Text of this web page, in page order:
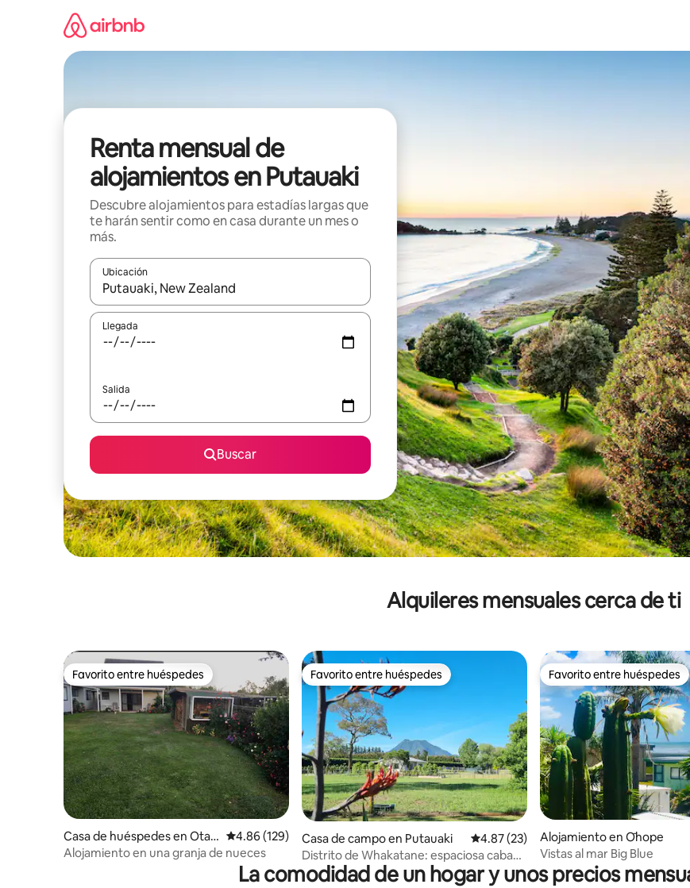
Renta mensual de
alojamientos en Putauaki
Descubre alojamientos para estadías largas que
te harán sentir como en casa durante un mes o
más.
Ubicación
Cuando los resultados estén disponibles, navega con las teclas de flecha hacia arriba y hacia abajo o explora con el
Llegada
Salida
Buscar
Alquileres mensuales cerca de ti
Favorito entre huéspedes
Favorito entre huéspedes
Casa de huéspedes en Otaki
ri
Calificación promedio: 4.86 de 5, 129 reseñas
4.86 (129)
Alojamiento en una granja de nueces
Favorito entre huéspedes
Favorito entre huéspedes
Casa de campo en Putauaki Calificación promedio: 4.87 de 5, 23
4.87 (23)
Distrito de Whakatane: espaciosa cabaña
de un dormitorio
Favorito entre huéspedes
Favorito entre huéspedes
Alojamiento en Ōhope
Vistas al mar Big Blue
La comodidad de un hogar y unos precios